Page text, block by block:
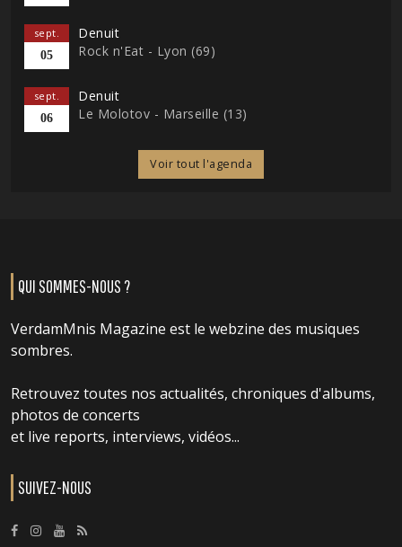
sept.
05
Denuit
Rock n'Eat - Lyon (69)
sept.
06
Denuit
Le Molotov - Marseille (13)
Voir tout l'agenda
QUI SOMMES-NOUS ?
VerdamMnis Magazine est le webzine des musiques
sombres.
Retrouvez toutes nos actualités, chroniques d'albums,
photos de concerts
et live reports, interviews, vidéos...
SUIVEZ-NOUS